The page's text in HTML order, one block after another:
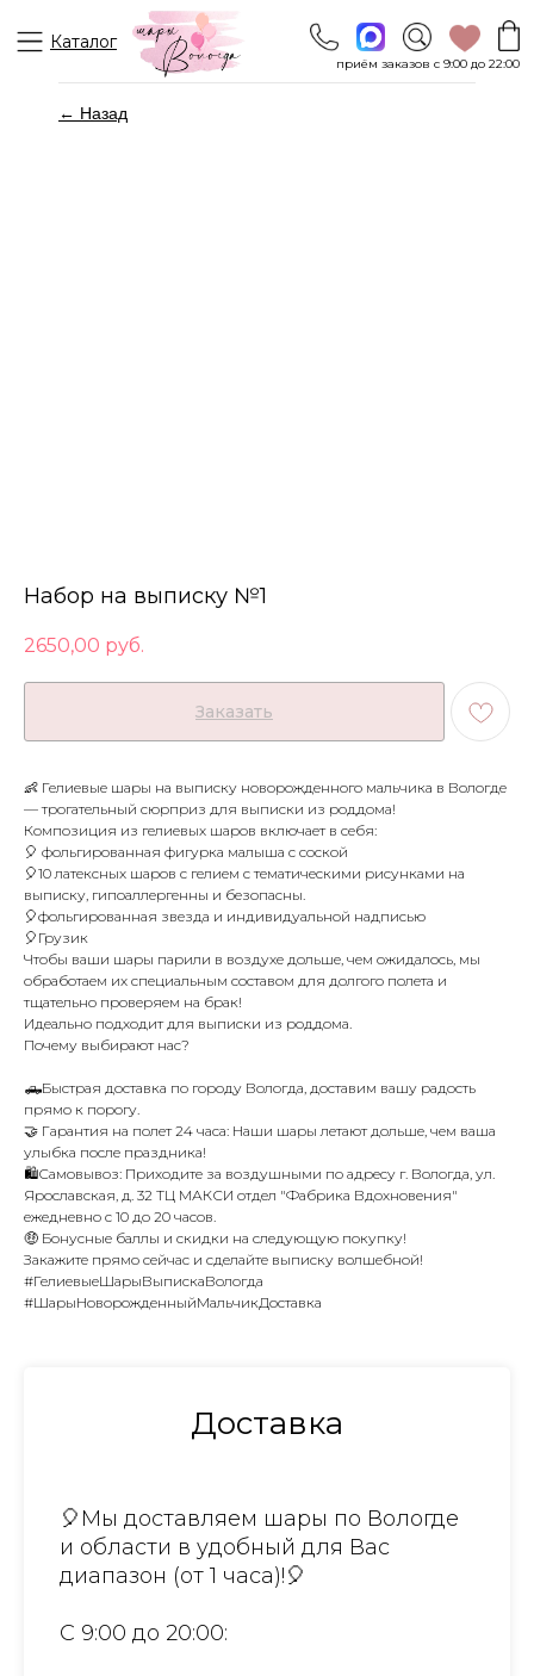
Каталог
приём заказов с 9:00 до 22:00
← Назад
Набор на выписку №1
2650,00 руб.
Заказать
👶 Гелиевые шары на выписку новорожденного мальчика в Вологде
— трогательный сюрприз для выписки из роддома!
Композиция из гелиевых шаров включает в себя:
🎈 фольгированная фигурка малыша с соской
🎈10 латексных шаров с гелием с тематическими рисунками на
выписку, гипоаллергенны и безопасны.
🎈фольгированная звезда и индивидуальной надписью
🎈Грузик
Чтобы ваши шары парили в воздухе дольше, чем ожидалось, мы
обработаем их специальным составом для долгого полета и
тщательно проверяем на брак!
Идеально подходит для выписки из роддома.
Почему выбирают нас?
🛻Быстрая доставка по городу Вологда, доставим вашу радость
прямо к порогу.
🤝 Гарантия на полет 24 часа: Наши шары летают дольше, чем ваша
улыбка после праздника!
🛍️Самовывоз: Приходите за воздушными по адресу г. Вологда, ул.
Ярославская, д. 32 ТЦ МАКСИ отдел "Фабрика Вдохновения"
ежедневно с 10 до 20 часов.
🤑 Бонусные баллы и скидки на следующую покупку!
Закажите прямо сейчас и сделайте выписку волшебной!
#ГелиевыеШарыВыпискаВологда
#ШарыНоворожденныйМальчикДоставка
Доставка
🎈Мы доставляем шары по Вологде
и области в удобный для Вас
диапазон (от 1 часа)!🎈
С 9:00 до 20:00: